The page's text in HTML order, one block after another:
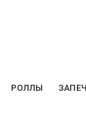
РОЛЛЫ